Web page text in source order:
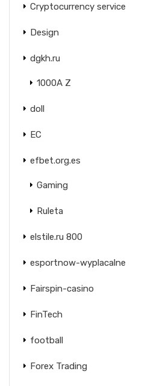
Cryptocurrency service
Design
dgkh.ru
1000A Z
doll
EC
efbet.org.es
Gaming
Ruleta
elstile.ru 800
esportnow-wyplacalne
Fairspin-casino
FinTech
football
Forex Trading